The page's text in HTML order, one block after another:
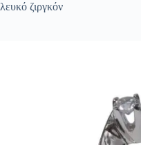
λευκό ζιργκόν